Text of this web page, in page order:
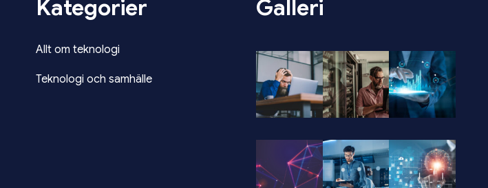
Kategorier
Allt om teknologi
Teknologi och samhälle
Galleri